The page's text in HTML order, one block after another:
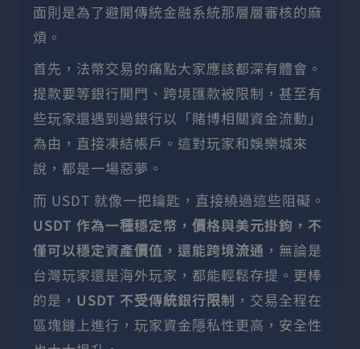
面則是為了避開傳統金融系統那層層審核的麻
煩。
首先，法幣交易的痛點大家應該都深有體會。
提款要等銀行開門、跨境匯款被限制，甚至有
些玩家還遇到過銀行以「賭博相關資金流動」
為由，直接凍結帳戶。這對玩家和娛樂城來
說，都是一場惡夢。
而 USDT 就像一把鑰匙，直接繞過這些阻礙。
USDT 作為一種穩定幣，價格與美元掛鉤，不
僅可以穩定資產價值，還能跨境流通 ，無論是
台灣玩家還是海外玩家，都能輕鬆存提。更棒
的是， USDT 不受傳統銀行限制 ，交易全程在
區塊鏈上進行，玩家資金隱私性更高，安全性